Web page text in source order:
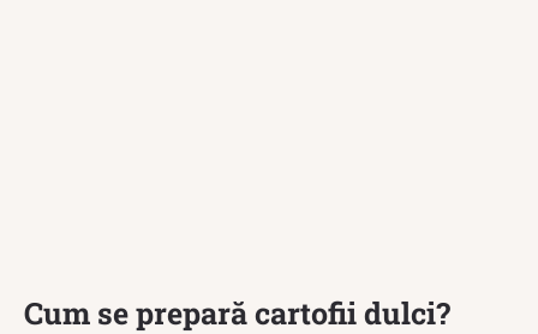
Cum se prepară cartofii dulci?